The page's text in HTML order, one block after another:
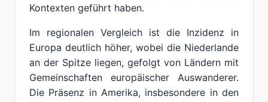
Kontexten geführt haben.
Im regionalen Vergleich ist die Inzidenz in
Europa deutlich höher, wobei die Niederlande
an der Spitze liegen, gefolgt von Ländern mit
Gemeinschaften europäischer Auswanderer.
Die Präsenz in Amerika, insbesondere in den